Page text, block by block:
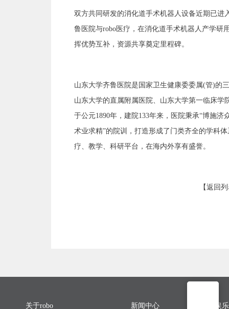
双方共同研发的消化道手术机器人设备近期已进
鲁医院与robo医疗，在消化道手术机器人产学研
挥优势互补，资源共享奠定里程碑。
山东大学齐鲁医院是国家卫生健康委委属(管)
山东大学的直属附属医院、山东大学第一临床
于公元1890年，建院133年来，医院秉承“博施
术业求精”的院训，打造形成了门类齐全的学科
疗、教学、科研平台，在海内外享有盛誉。
【返回
关于robo 新闻中心 联系pg娱